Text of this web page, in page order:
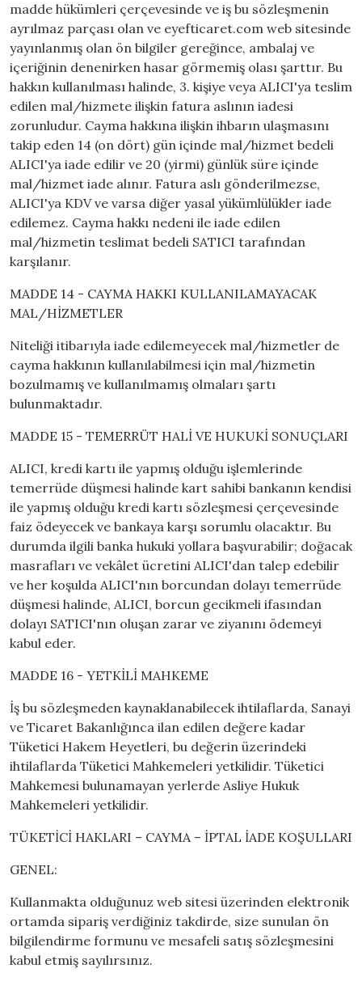
madde hükümleri çerçevesinde ve iş bu sözleşmenin
ayrılmaz parçası olan ve eyefticaret.com web sitesinde
yayınlanmış olan ön bilgiler gereğince, ambalaj ve
içeriğinin denenirken hasar görmemiş olası şarttır. Bu
hakkın kullanılması halinde, 3. kişiye veya ALICI'ya teslim
edilen mal/hizmete ilişkin fatura aslının iadesi
zorunludur. Cayma hakkına ilişkin ihbarın ulaşmasını
takip eden 14 (on dört) gün içinde mal/hizmet bedeli
ALICI'ya iade edilir ve 20 (yirmi) günlük süre içinde
mal/hizmet iade alınır. Fatura aslı gönderilmezse,
ALICI'ya KDV ve varsa diğer yasal yükümlülükler iade
edilemez. Cayma hakkı nedeni ile iade edilen
mal/hizmetin teslimat bedeli SATICI tarafından
karşılanır.
MADDE 14 - CAYMA HAKKI KULLANILAMAYACAK
MAL/HİZMETLER
Niteliği itibarıyla iade edilemeyecek mal/hizmetler de
cayma hakkının kullanılabilmesi için mal/hizmetin
bozulmamış ve kullanılmamış olmaları şartı
bulunmaktadır.
MADDE 15 - TEMERRÜT HALİ VE HUKUKİ SONUÇLARI
ALICI, kredi kartı ile yapmış olduğu işlemlerinde
temerrüde düşmesi halinde kart sahibi bankanın kendisi
ile yapmış olduğu kredi kartı sözleşmesi çerçevesinde
faiz ödeyecek ve bankaya karşı sorumlu olacaktır. Bu
durumda ilgili banka hukuki yollara başvurabilir; doğacak
masrafları ve vekâlet ücretini ALICI'dan talep edebilir
ve her koşulda ALICI'nın borcundan dolayı temerrüde
düşmesi halinde, ALICI, borcun gecikmeli ifasından
dolayı SATICI'nın oluşan zarar ve ziyanını ödemeyi
kabul eder.
MADDE 16 - YETKİLİ MAHKEME
İş bu sözleşmeden kaynaklanabilecek ihtilaflarda, Sanayi
ve Ticaret Bakanlığınca ilan edilen değere kadar
Tüketici Hakem Heyetleri, bu değerin üzerindeki
ihtilaflarda Tüketici Mahkemeleri yetkilidir. Tüketici
Mahkemesi bulunamayan yerlerde Asliye Hukuk
Mahkemeleri yetkilidir.
TÜKETİCİ HAKLARI – CAYMA – İPTAL İADE KOŞULLARI
GENEL:
Kullanmakta olduğunuz web sitesi üzerinden elektronik
ortamda sipariş verdiğiniz takdirde, size sunulan ön
bilgilendirme formunu ve mesafeli satış sözleşmesini
kabul etmiş sayılırsınız.